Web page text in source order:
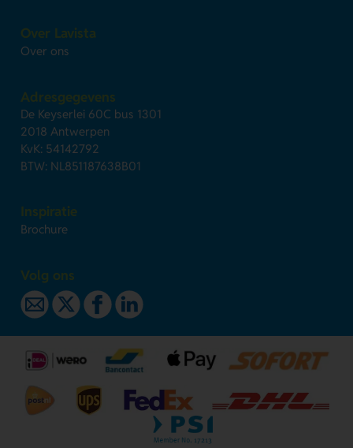
Over Lavista
Over ons
Adresgegevens
De Keyserlei 60C bus 1301
2018 Antwerpen
KvK: 54142792
BTW: NL851187638B01
Inspiratie
Brochure
Volg ons